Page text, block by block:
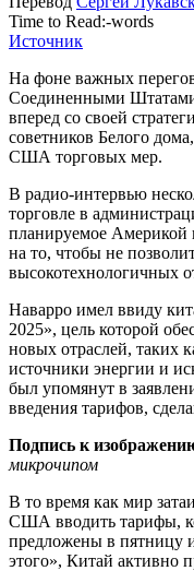
Time to Read:-words
Источник
На фоне важных
Соединенными
вперед со своей
советников Белого
США торговых мер.
В радио-интервью
торговле в
планируемое Америкой
на то, чтобы не
высокотехнологичных
Наварро имел ввиду
2025», цель которой
новых отраслей, таких
источники энергии и
был упомянут в
введения тарифов,
Подпись к
микрочипом
В то время как мир
США вводить тарифы,
предложены в пятницу
этого», Китай активно